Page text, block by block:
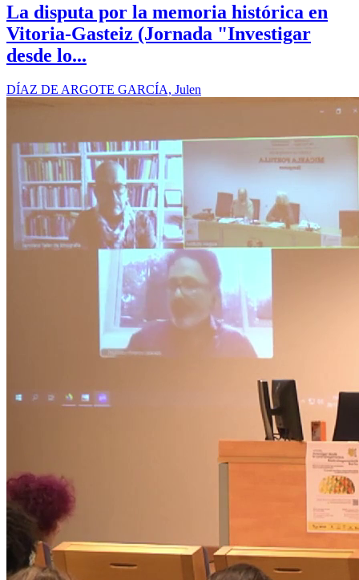
La disputa por la memoria histórica en
Vitoria-Gasteiz (Jornada "Investigar
desde lo...
DÍAZ DE ARGOTE GARCÍA, Julen